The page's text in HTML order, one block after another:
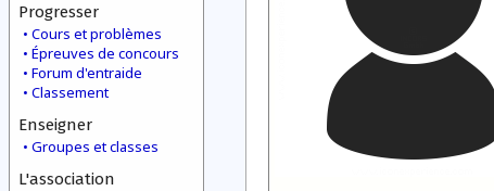
Progresser
Cours et problèmes
Épreuves de concours
Forum d'entraide
Classement
Enseigner
Groupes et classes
L'association